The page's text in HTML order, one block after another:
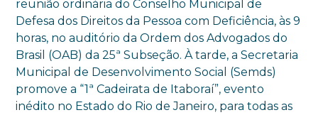
reunião ordinária do Conselho Municipal de
Defesa dos Direitos da Pessoa com Deficiência, às 9
horas, no auditório da Ordem dos Advogados do
Brasil (OAB) da 25ª Subseção. À tarde, a Secretaria
Municipal de Desenvolvimento Social (Semds)
promove a “1ª Cadeirata de Itaboraí”, evento
inédito no Estado do Rio de Janeiro, para todas as